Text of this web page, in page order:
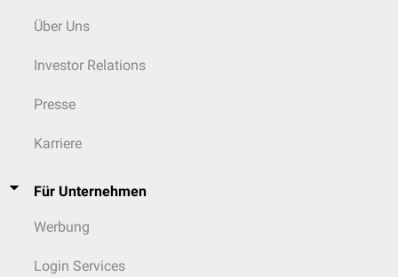
Über Uns
Investor Relations
Presse
Karriere
Für Unternehmen
Werbung
Login Services